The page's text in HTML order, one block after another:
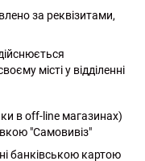
за реквізитами,
місті у відділенні
в off-line магазинах)
"Самовивіз"
банківською картою